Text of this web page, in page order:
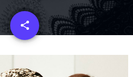
share
email